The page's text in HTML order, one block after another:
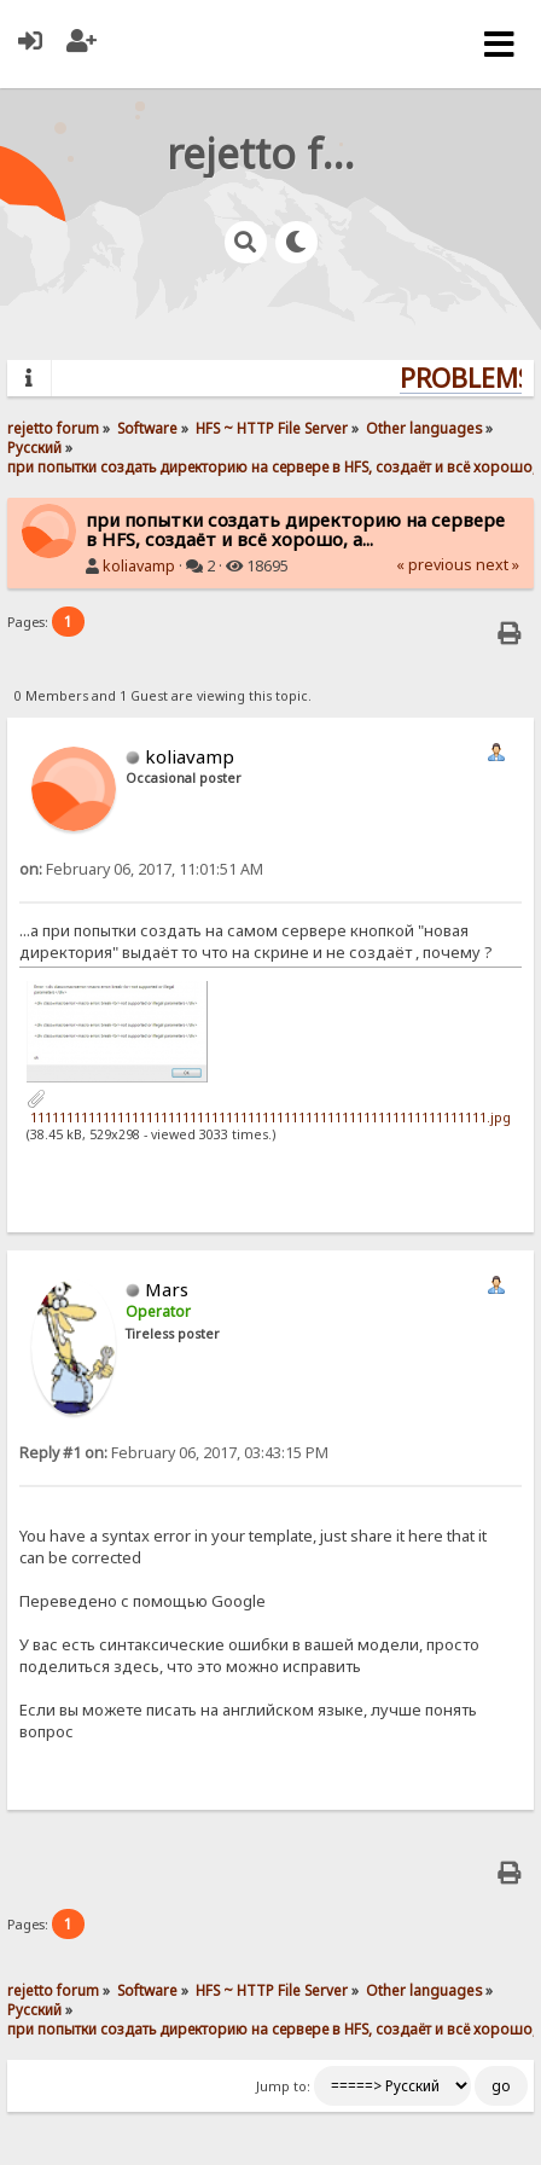
rejetto forum
rejetto forum» Software» HFS ~ HTTP File Server» Other languages»
Pусский»
при попытки создать директорию на сервере в HFS, создаёт и всё хорошо,
при попытки создать директорию на сервере
в HFS, создаёт и всё хорошо, а...
koliavamp · 2 · 18695 « previous next »
Pages: 1
0 Members and 1 Guest are viewing this topic.
koliavamp
Occasional poster
on:February 06, 2017, 11:01:51 AM
...а при попытки создать на самом сервере кнопкой "новая
директория" выдаёт то что на скрине и не создаёт , почему ?
111111111111111111111111111111111111111111111111111111111111111.jpg
(38.45 kB, 529x298 - viewed 3033 times.)
Mars
Operator
Tireless poster
Reply #1 on:February 06, 2017, 03:43:15 PM
You have a syntax error in your template, just share it here that it
can be corrected
Переведено с помощью Google
У вас есть синтаксические ошибки в вашей модели, просто
поделиться здесь, что это можно исправить
Если вы можете писать на английском языке, лучше понять
вопрос
Pages: 1
rejetto forum» Software» HFS ~ HTTP File Server» Other languages»
Pусский»
при попытки создать директорию на сервере в HFS, создаёт и всё хорошо,
Jump to: